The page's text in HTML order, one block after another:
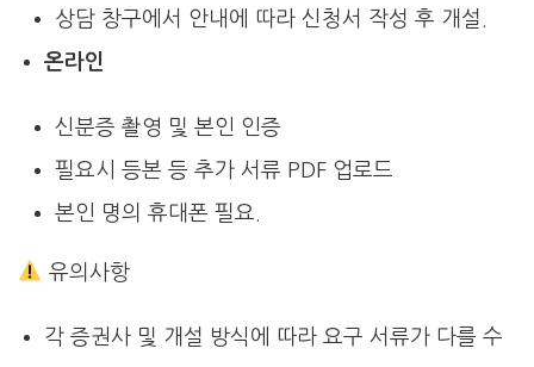
상담 창구에서 안내에 따라 신청서 작성 후 개설.
온라인
신분증 촬영 및 본인 인증
필요시 등본 등 추가 서류 PDF 업로드
본인 명의 휴대폰 필요.
유의사항
각 증권사 및 개설 방식에 따라 요구 서류가 다를 수